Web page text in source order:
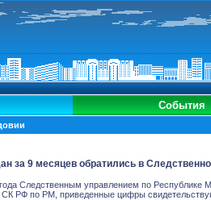
События
за 9 месяцев обратились в
Следственным управлением по Республике
РФ по РМ, приведенные цифры